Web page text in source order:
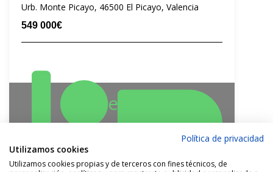
Reservado
Urb. Monte Picayo, 46500 El Picayo, Valencia
549 000€
Política de privacidad
Utilizamos cookies
Utilizamos cookies propias y de terceros con fines técnicos, de